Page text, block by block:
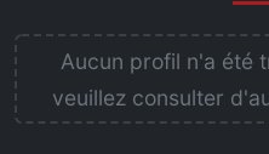
Aucun profil n'a été
veuillez consulter